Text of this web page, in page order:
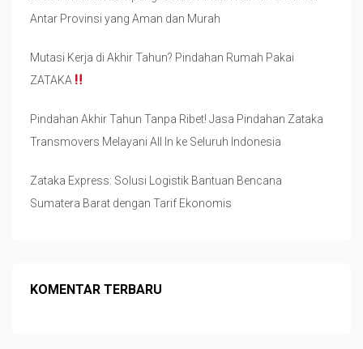
Antar Provinsi yang Aman dan Murah
Mutasi Kerja di Akhir Tahun? Pindahan Rumah Pakai
ZATAKA
Pindahan Akhir Tahun Tanpa Ribet! Jasa Pindahan Zataka
Transmovers Melayani All In ke Seluruh Indonesia
Zataka Express: Solusi Logistik Bantuan Bencana
Sumatera Barat dengan Tarif Ekonomis
KOMENTAR TERBARU